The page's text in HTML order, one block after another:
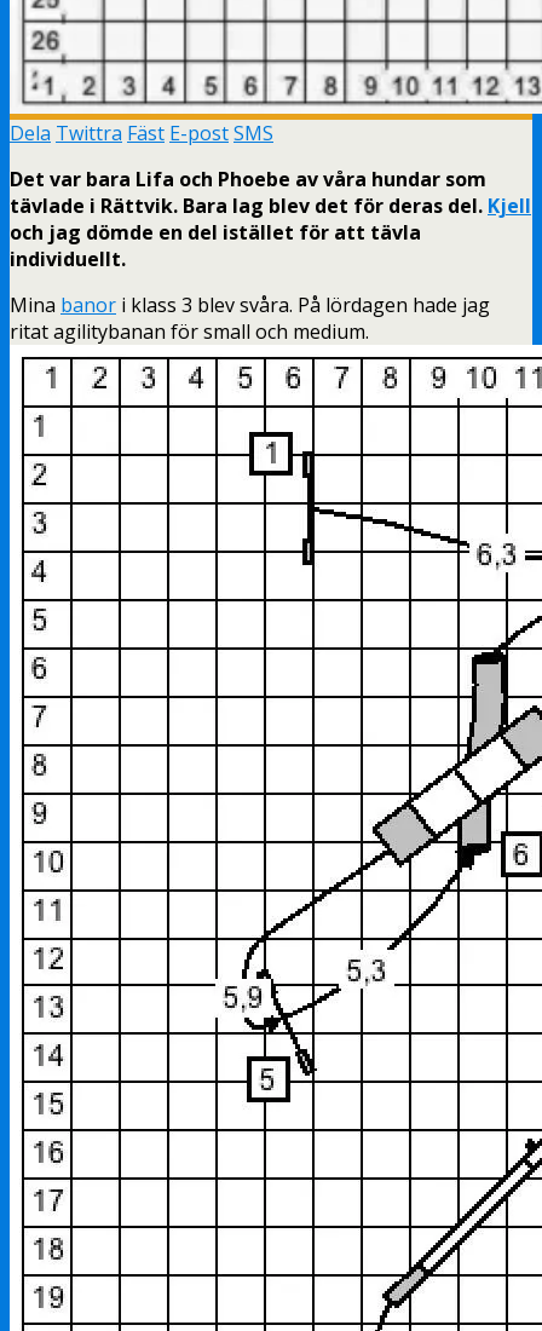
Dela Twittra Fäst E-postSMS
Det var bara Lifa och Phoebe av våra hundar som
tävlade i Rättvik. Bara lag blev det för deras del. Kjell
och jag dömde en del istället för att tävla
individuellt.
Mina banor i klass 3 blev svåra. På lördagen hade jag
ritat agilitybanan för small och medium.